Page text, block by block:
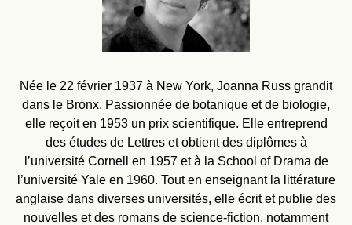
Née le 22 février 1937 à New York, Joanna Russ grandit
dans le Bronx. Passionnée de botanique et de biologie,
elle reçoit en 1953 un prix scientifique. Elle entreprend
des études de Lettres et obtient des diplômes à
l’université Cornell en 1957 et à la School of Drama de
l’université Yale en 1960. Tout en enseignant la littérature
anglaise dans diverses universités, elle écrit et publie des
nouvelles et des romans de science-fiction, notamment